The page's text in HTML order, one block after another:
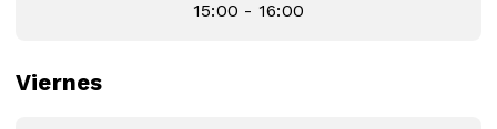
15:00 - 16:00
Viernes